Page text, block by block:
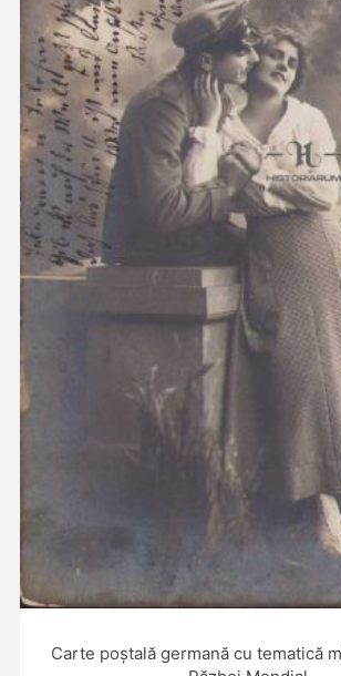
Carte poștală germană cu tematică